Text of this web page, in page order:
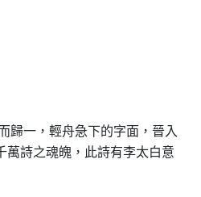
歸一，輕舟急下的字面，晉入
萬詩之魂魄，此詩有李太白意